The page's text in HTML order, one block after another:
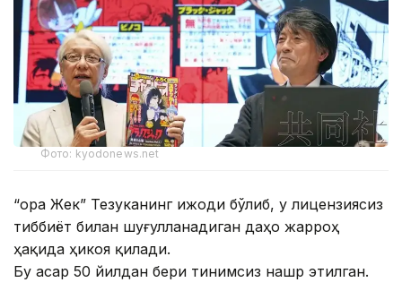
Фото: kyodonews.net
“Қора Жек” Тезуканинг ижоди бўлиб, у лицензиясиз
тиббиёт билан шуғулланадиган даҳо жарроҳ
ҳақида ҳикоя қилади.
Бу асар 50 йилдан бери тинимсиз нашр этилган.